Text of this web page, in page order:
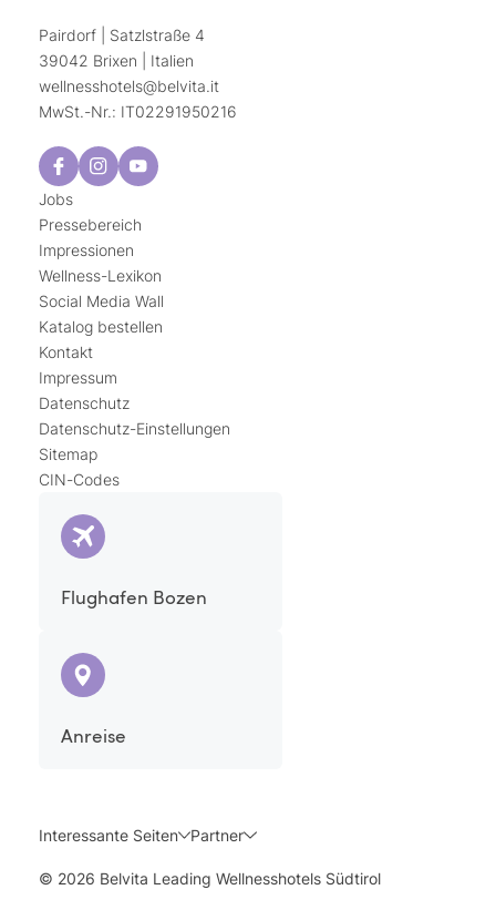
Pairdorf | Satzlstraße 4
39042 Brixen | Italien
wellnesshotels@belvita.it
MwSt.-Nr.: IT02291950216
Jobs
Pressebereich
Impressionen
Wellness-Lexikon
Social Media Wall
Katalog bestellen
Kontakt
Impressum
Datenschutz
Datenschutz-Einstellungen
Sitemap
CIN-Codes
Flughafen Bozen
Anreise
Interessante Seiten Partner
© 2026 Belvita Leading Wellnesshotels Südtirol